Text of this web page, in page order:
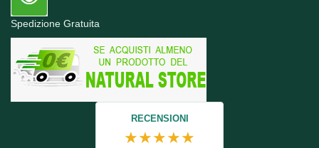
Spedizione Gratuita
RECENSIONI
★★★★★